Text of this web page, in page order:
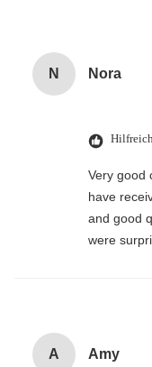
N Nora
Very good
have
and good
were
A Amy